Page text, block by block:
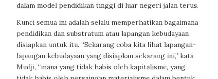
dalam model pendidikan tinggi di luar negeri jalan terus.
Kunci semua ini adalah selalu memperhatikan bagaimana
pendidikan dan substratumatau lapangan kebudayaan
disiapkan untuk itu. “Sekarang coba kita lihat lapangan-
lapangan kebudayaan yang disiapkan sekarang ini,” kata
Mudji, “mana yang tidak habis oleh kapitalisme, yang